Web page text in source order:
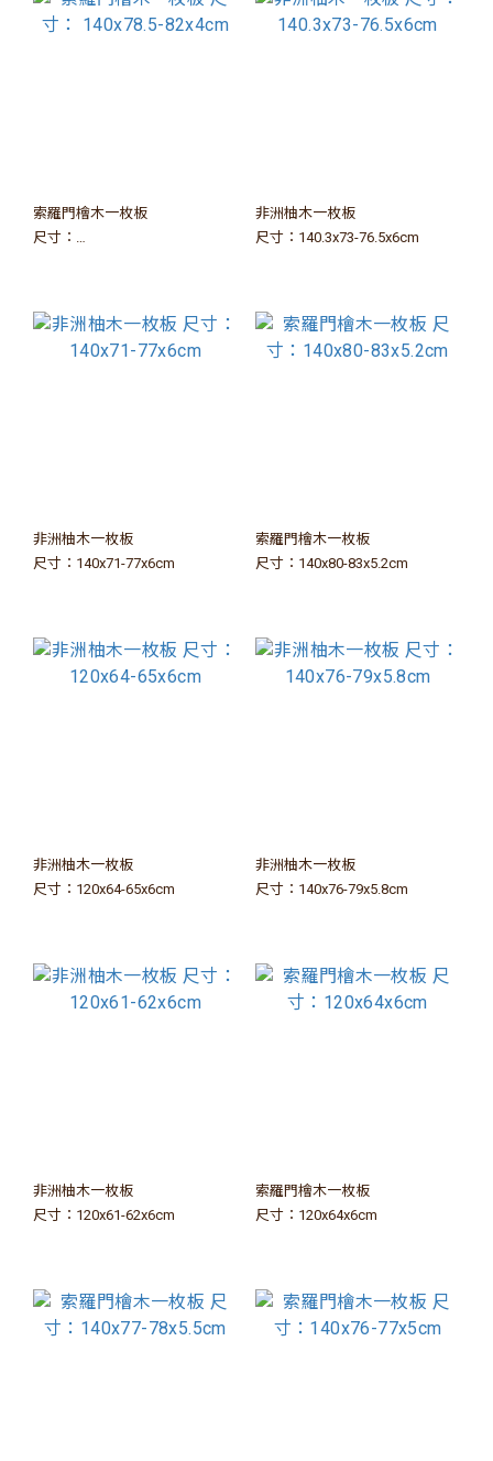
索羅門檜木一枚板
尺寸：
非洲柚木一枚板
尺寸：140.3x73-76.5x6cm
非洲柚木一枚板
尺寸：140x71-77x6cm
索羅門檜木一枚板
尺寸：140x80-83x5.2cm
非洲柚木一枚板
尺寸：120x64-65x6cm
非洲柚木一枚板
尺寸：140x76-79x5.8cm
非洲柚木一枚板
尺寸：120x61-62x6cm
索羅門檜木一枚板
尺寸：120x64x6cm